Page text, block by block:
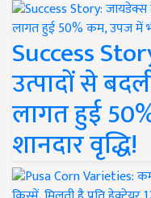
Success
उत्पादों से
लागत हुई
शानदार वृद्धि!